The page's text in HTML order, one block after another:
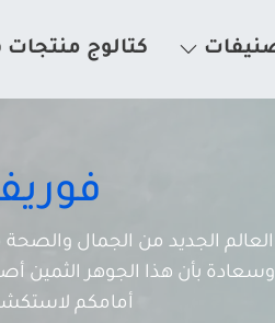
كتالوج منتجات
العالم الجديد من الجمال
بأن هذا الجوهر الثمين
أمامكم